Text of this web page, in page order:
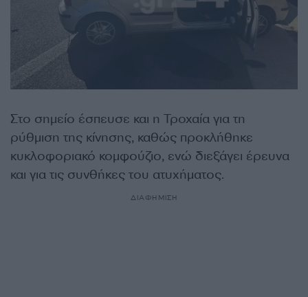
Στο σημείο έσπευσε και η Τροχαία για τη
ρύθμιση της κίνησης, καθώς προκλήθηκε
κυκλοφοριακό κομφούζιο, ενώ διεξάγει έρευνα
και για τις συνθήκες του ατυχήματος.
ΔΙΑΦΗΜΙΣΗ